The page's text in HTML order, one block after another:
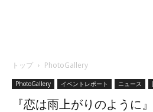
トップ PhotoGallery
PhotoGallery イベントレポート ニュース
『恋は雨上がりのように